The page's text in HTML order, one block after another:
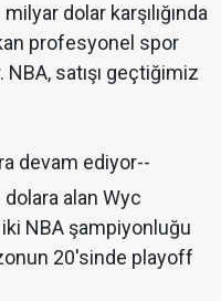
dolar karşılığında
profesyonel spor
satışı geçtiğimiz
devam ediyor--
dolara alan Wyc
NBA şampiyonluğu
20'sinde playoff